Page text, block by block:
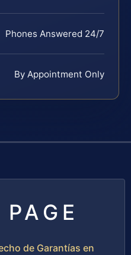
Phones Answered 24/7
By Appointment Only
de Garantías en